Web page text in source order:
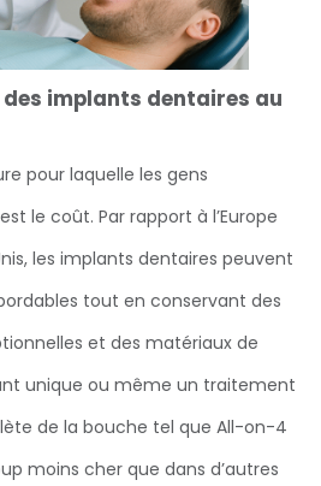
implants dentaires au
pour laquelle les gens
le coût. Par rapport à l’Europe
les implants dentaires peuvent
tout en conservant des
et des matériaux de
unique ou même un traitement
de la bouche tel que All-on-4
moins cher que dans d’autres